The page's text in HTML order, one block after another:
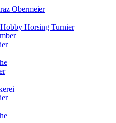
Obermeier
Horsing Turnier